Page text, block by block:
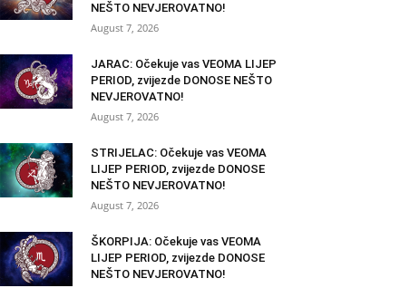
NEŠTO NEVJEROVATNO!
August 7, 2026
JARAC: Očekuje vas VEOMA LIJEP
PERIOD, zvijezde DONOSE NEŠTO
NEVJEROVATNO!
August 7, 2026
STRIJELAC: Očekuje vas VEOMA
LIJEP PERIOD, zvijezde DONOSE
NEŠTO NEVJEROVATNO!
August 7, 2026
ŠKORPIJA: Očekuje vas VEOMA
LIJEP PERIOD, zvijezde DONOSE
NEŠTO NEVJEROVATNO!